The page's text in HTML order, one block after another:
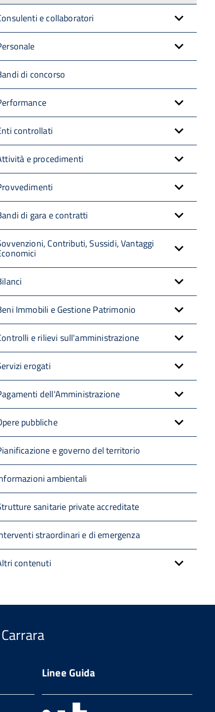
e collaboratori
di concorso
controllati
e procedimenti
di gara e contratti
Contributi, Sussidi, Vantaggi
Immobili e Gestione Patrimonio
e rilievi sull'amministrazione
erogati
dell'Amministrazione
pubbliche
e governo del territorio
ambientali
sanitarie private accreditate
straordinari e di emergenza
contenuti
Linee Guida